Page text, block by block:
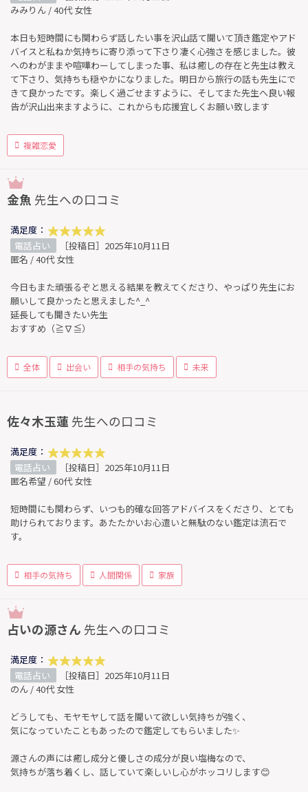
みみりん / 40代 女性
本日も短時間にも関わらず話したい事を沢山話て聞いて頂き鑑定やアド
バイスと私ねか気持ちに寄り添って下さり凄く心強さを感じました。彼
へのわがままや喧嘩わーしてしまった事、私は癒しの存在と先生は教え
て下さり、気持ちも穏やかになりました。明日から旅行の話も先生にで
きて良かったです。楽しく過ごせますように、そしてまた先生へ良い報
告が沢山出来ますように、これからも応援宜しくお願い致します
複雑恋愛
金魚 先生への口コミ
満足度：
電話占い
［投稿日］2025年10月11日
匿名 / 40代 女性
今日もまた頑張るぞと思える結果を教えてくださり、やっぱり先生にお
願いして良かったと思えました^_^
延長しても聞きたい先生
おすすめ（≧∇≦）
全体 出会い 相手の気持ち 未来
佐々木玉蓮 先生への口コミ
満足度：
電話占い
［投稿日］2025年10月11日
匿名希望 / 60代 女性
短時間にも関わらず、いつも的確な回答アドバイスをくださり、とても
助けられております。あたたかいお心遣いと無駄のない鑑定は流石で
す。
相手の気持ち 人間関係 家族
占いの源さん 先生への口コミ
満足度：
電話占い
［投稿日］2025年10月11日
のん / 40代 女性
どうしても、モヤモヤして話を聞いて欲しい気持ちが強く、
気になっていたこともあったので鑑定してもらいました✨
源さんの声には癒し成分と優しさの成分が良い塩梅なので、
気持ちが落ち着くし、話していて楽しいし心がホッコリします😊